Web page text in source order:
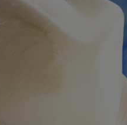
in een Kerk
van Scientology
Luisterboeken De
De
Assisten
Integriteit